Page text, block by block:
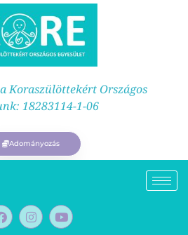
Koraszülöttekért Országos
18283114-1-06
Adományozás